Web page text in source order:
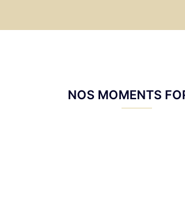
NOS MOMENTS